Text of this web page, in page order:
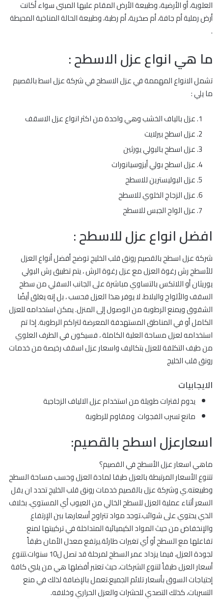
العلوية، أو الأرضية، وطبيعة الأرض المقام عليها المبنى سواء أكانت
أرض رملية أم جافة، أم صخرية، أم رطبة، وطبيعة الحالة المناخية المحيطة
.
ما هي انواع عزل الاسطح :
تشمل الانواع المهممة في عزل الاسطح في شركة عزل اسط بالقصيم
ما يلي :
عزل بالياف الخشب وهي واحدة من اكثر انواع عزل الاسقف
عزل اسطح بيرلايت
عزل اسطح بالبولي يورثين
عزل اسطح بولي أيزوسيانورات
عزل البوليسترين للاسطح
عزل الزجاج الخلوي للاسطح
عزل الواح الجبس للاسطح
افضل انواع عزل للاسطح :
شركة عزل اسطح بالقصيم رونق قلب الخليج توضح أفضل أنواع العزل
للأسطح رش رغوة العزل مع عزل رغوة الرش ، يتم تطبيق رش البولي
يوريثان أو اللاتكس بالتساوي مباشرة على الجانب السفلي من سطح
السقف والألواح والبلاط. لا يوفر هذا العزل فحسب ، بل إنه يغلق أيضًا
الشقوق ويمنع الرطوبة من الوصول إلى المنزل. يمكن استخدامه للعزل
الكامل أو في المناطق المستهدفة المعرضة لتراكم الرطوبة. إذا تم
استخدامه لعزل مساحة العلية الكاملة ، فسيكون في الطرف العلوي
من طيف التكلفة للعزل بتكاليف واسعار عزل اسقف رخيصة من خدمات
رونق قلب الخليج
الايجابيات
يدوم لفترات طويلة من استخدام عزل الالياف الزجاجية
مانع تسرب الفجوات ومقاوم للرطوبة
اسعارعزل اسطح بالقصيم:
ماهي اسعار عزل الأسطح في القصيم؟
تتنوع الأسعار المرتبطة بالعزل طبقا لمادة العزل وحسب مساحة السطح
وطبيعته.ي وشركة عزل بالقصيم خدمات رونق قلب الخليج تحدد ان يقل
السعر أثناء عملية العزل للسطح الخالي من العيوب أي المستوي، بخلاف
الذي يحتوي على شوائب.توجد مواد تتراوح أسعارها بين الإرتفاع
والإنخفاض من حيث المواد الكيميائية المتداخلة في تركيبتها لمنع
تفاعلها مع السطح أو أي تغيرات طارئة.يرتفع معدل الأمان طبقاً
لجودة العزل، فيما يزداد عمر السطح لمرحلة قد تصل ل10 سنوات.تتنوع
أسعار العزل طبقاً لتنوع الشركات، حيث تعتبر أفضلها هي من يلبي كافة
إحتياجات السوق بأسعار تلائم الجميع.تعمل بالإضافة لذلك في منع
التسربات، كذلك التصدي للحشرات والعزل الحراري وخلافه.